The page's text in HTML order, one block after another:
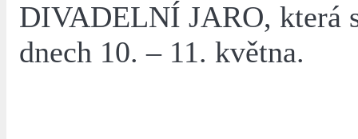
DIVADELNÍ JARO, která
dnech 10. – 11. května.